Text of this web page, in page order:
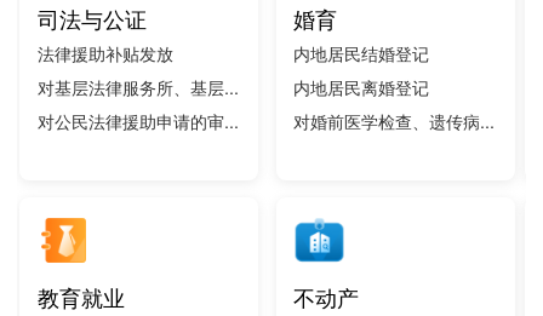
司法与公证
法律援助补贴发放
对基层法律服务所、基层...
对公民法律援助申请的审...
婚育
内地居民结婚登记
内地居民离婚登记
对婚前医学检查、遗传病...
教育就业 不动产